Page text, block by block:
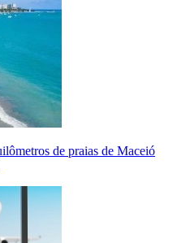
de praias de Maceió